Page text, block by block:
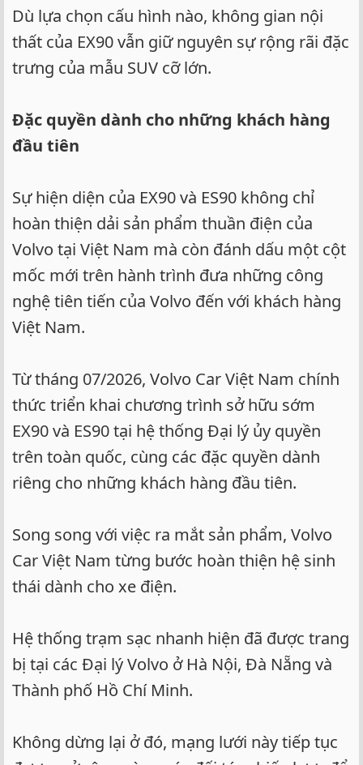
Dù lựa chọn cấu hình nào, không gian nội
thất của EX90 vẫn giữ nguyên sự rộng rãi đặc
trưng của mẫu SUV cỡ lớn.
Đặc quyền dành cho những khách hàng
đầu tiên
Sự hiện diện của EX90 và ES90 không chỉ
hoàn thiện dải sản phẩm thuần điện của
Volvo tại Việt Nam mà còn đánh dấu một cột
mốc mới trên hành trình đưa những công
nghệ tiên tiến của Volvo đến với khách hàng
Việt Nam.
Từ tháng 07/2026, Volvo Car Việt Nam chính
thức triển khai chương trình sở hữu sớm
EX90 và ES90 tại hệ thống Đại lý ủy quyền
trên toàn quốc, cùng các đặc quyền dành
riêng cho những khách hàng đầu tiên.
Song song với việc ra mắt sản phẩm, Volvo
Car Việt Nam từng bước hoàn thiện hệ sinh
thái dành cho xe điện.
Hệ thống trạm sạc nhanh hiện đã được trang
bị tại các Đại lý Volvo ở Hà Nội, Đà Nẵng và
Thành phố Hồ Chí Minh.
Không dừng lại ở đó, mạng lưới này tiếp tục